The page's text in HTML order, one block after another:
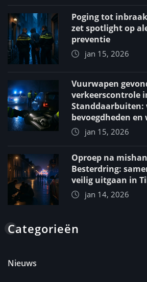
Poging tot
zet spotlight op
preventie
jan 15, 2026
Vuurwapen
verkeerscontrole
Standdaarbuiten:
bevoegdheden
jan 15, 2026
Oproep na
Besterdring:
veilig uitgaan in
jan 14, 2026
Categorieën
Nieuws